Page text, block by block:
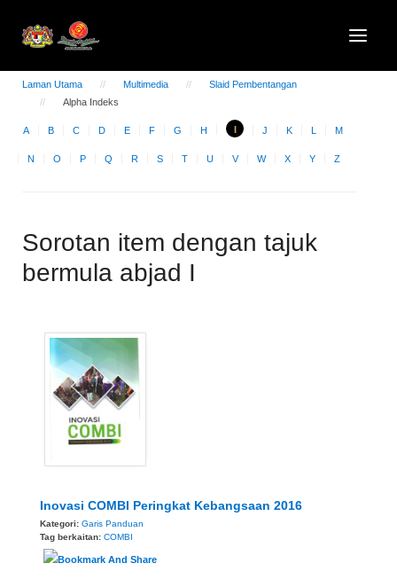
Laman Utama Multimedia
Slaid Pembentangan
Alpha Indeks
A B C D E F G H I J K L M
N O P Q R S T U V W X Y Z
Sorotan item dengan tajuk
bermula abjad I
Inovasi COMBI Peringkat Kebangsaan 2016
Kategori: Garis Panduan
Tag berkaitan: COMBI